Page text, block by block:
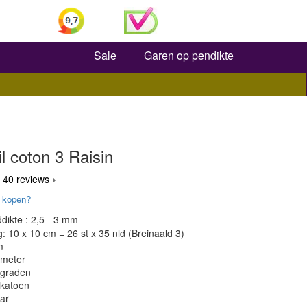
Zoeken
Sale Garen op pendikte
coton 3 Raisin
reviews
: 2,5 - 3 mm
10 x 10 cm = 26 st x 35 nld (Breinaald 3)